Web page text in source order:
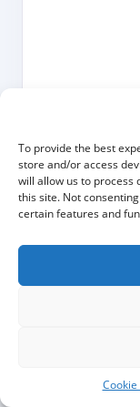
To provide the best
store and/or access
will allow us to process
this site. Not
certain features and
Cookie